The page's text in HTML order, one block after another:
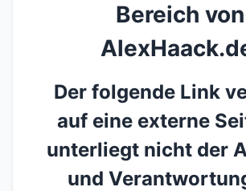
Bereich von
Der folgende Link
auf eine externe
unterliegt nicht der
und